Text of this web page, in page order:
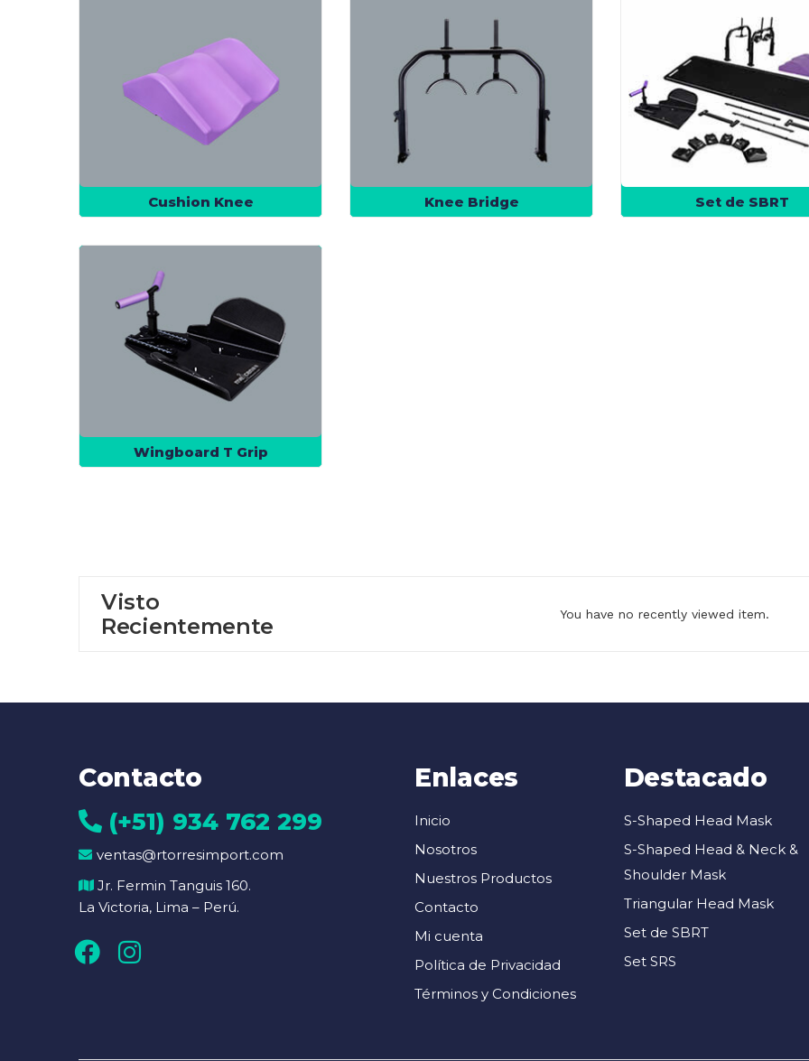
Cushion Knee Knee Bridge Set de SBRT
Wingboard T Grip
Visto
Recientemente
You have no recently viewed item.
Contacto
(+51) 934 762 299
ventas@rtorresimport.com
Jr. Fermin Tanguis 160.
La Victoria, Lima – Perú.
Enlaces
Inicio
Nosotros
Nuestros Productos
Contacto
Mi cuenta
Política de Privacidad
Términos y Condiciones
Destacado
S-Shaped Head Mask
S-Shaped Head & Neck &
Shoulder Mask
Triangular Head Mask
Set de SBRT
Set SRS